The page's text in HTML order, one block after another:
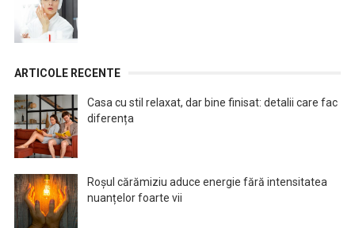
ARTICOLE RECENTE
Casa cu stil relaxat, dar bine finisat: detalii care fac
diferența
Roșul cărămiziu aduce energie fără intensitatea
nuanțelor foarte vii